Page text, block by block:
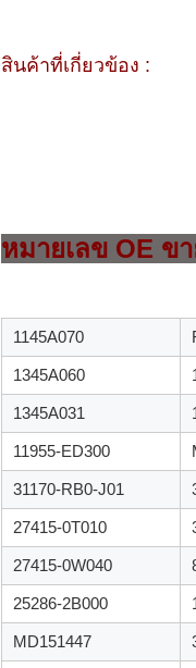
สินค้าที่เกี่ยวข้อง :
หมายเลข OE ข
1145A070
1345A060
1345A031
11955-ED300
31170-RB0-J01
27415-0T010
27415-0W040
25286-2B000
MD151447